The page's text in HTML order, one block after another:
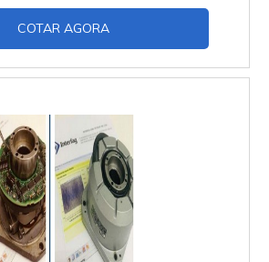
KPT1410 AEC5.000,00LDR -
IMP. (GM5639)100.000,00LDR -
COTAR AGORA